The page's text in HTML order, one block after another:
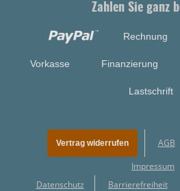
Zahlen Sie ganz
Rechnung
Vorkasse Finanzierung
Lastschrift
Vertrag widerrufen AGB
Impressum
Datenschutz
Barrierefreiheit